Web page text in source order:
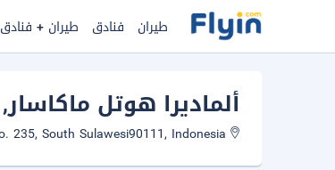
طيران فنادق طيران + فنادق
ألماديرا هوتل ماكاسار, Makassar